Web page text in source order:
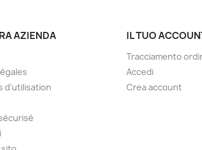
AZIENDA
d'utilisation
IL TUO
Tracciamento
Accedi
Crea account